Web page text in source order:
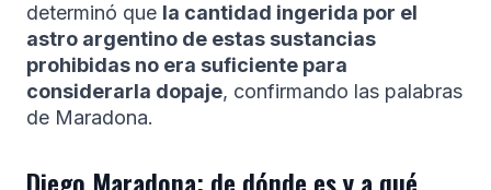
determinó que la cantidad ingerida por el
astro argentino de estas sustancias
prohibidas no era suficiente para
considerarla dopaje, confirmando las palabras
de Maradona.